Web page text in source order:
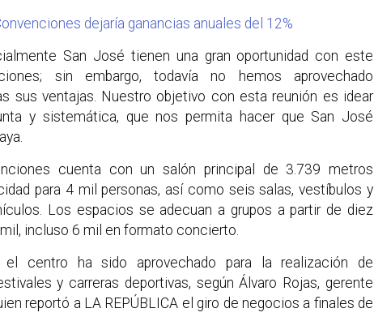
dejaría ganancias anuales del 12%
San José tienen una gran oportunidad con este
sin embargo, todavía no hemos aprovechado
sus ventajas. Nuestro objetivo con esta reunión es idear
y sistemática, que nos permita hacer que San José
cuenta con un salón principal de 3.739 metros
para 4 mil personas, así como seis salas, vestíbulos y
Los espacios se adecuan a grupos a partir de diez
incluso 6 mil en formato concierto.
el centro ha sido aprovechado para la realización de
y carreras deportivas, según Álvaro Rojas, gerente
reportó a LA REPÚBLICA el giro de negocios a finales de